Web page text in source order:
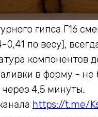
гипса Г16
по весу),
компонентов
в форму -
через 4,5 минуты.
https://t.me/